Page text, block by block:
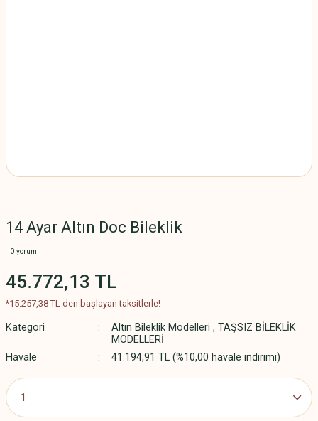
14 Ayar Altın Doc Bileklik
0 yorum
45.772,13 TL
*15.257,38 TL den başlayan taksitlerle!
Kategori Altın Bileklik Modelleri , TAŞSIZ BİLEKLİK
MODELLERİ
Havale
41.194,91 TL (%10,00 havale indirimi)